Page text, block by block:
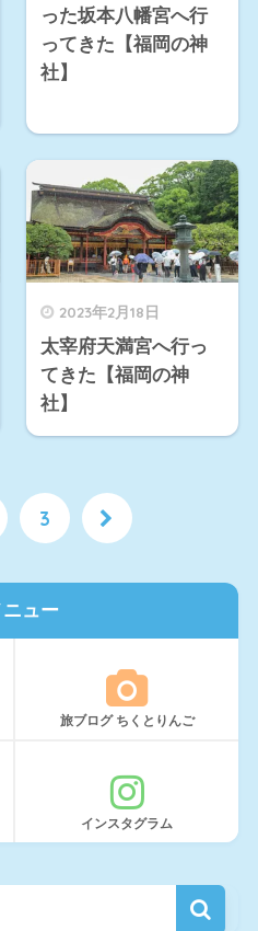
った坂本八幡宮へ行
ってきた【福岡の神
社】
2023年2月18日
太宰府天満宮へ行っ
てきた【福岡の神
社】
3
ュー
旅ブログ ちくとりんご
インスタグラム